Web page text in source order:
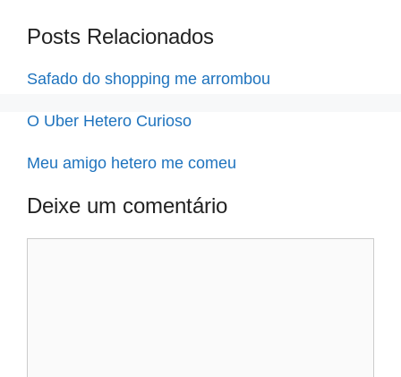
Posts Relacionados
Safado do shopping me arrombou
O Uber Hetero Curioso
Meu amigo hetero me comeu
Deixe um comentário